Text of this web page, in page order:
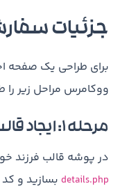
جزئیات
برای طراحی یک صفحه
ووکامرس مراحل زیر را
مرحله ۱: ایجاد قالب سفارشی
در پوشه قالب فرزند
details.php بسازید و کد